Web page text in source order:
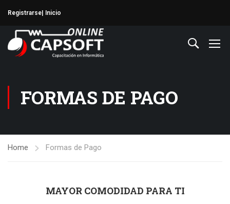
Registrarse | Inicio
FORMAS DE PAGO
Home Formas de Pago
MAYOR COMODIDAD PARA TI